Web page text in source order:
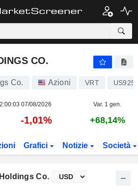
CO.
CO.
Co. Azioni VRT
07/08/2026 Var. 1 gen.
-1,01% +68,14%
Grafici Notizie Società
Co.